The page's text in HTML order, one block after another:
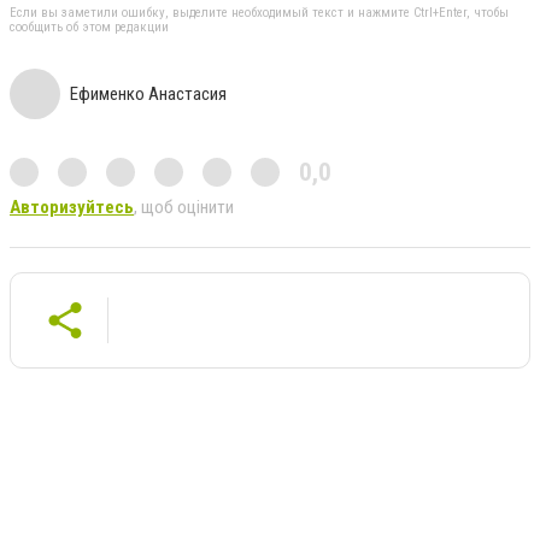
Если вы заметили ошибку, выделите необходимый текст и нажмите Ctrl+Enter, чтобы
сообщить об этом редакции
Ефименко Анастасия
0,0
Авторизуйтесь, щоб оцінити